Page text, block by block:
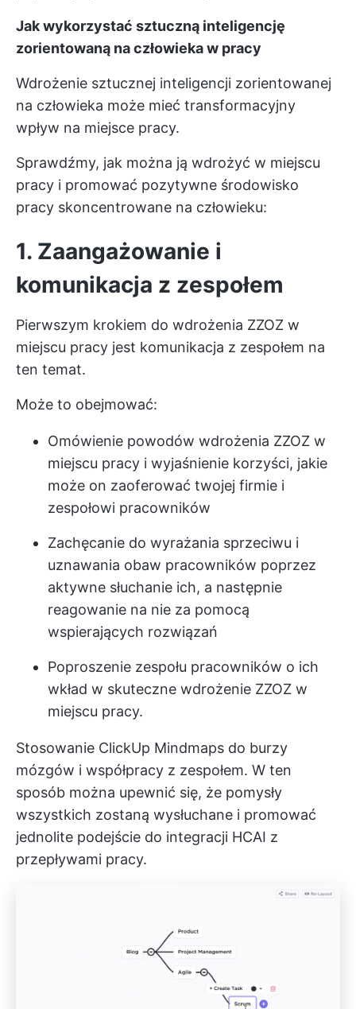
Jak wykorzystać sztuczną inteligencję
zorientowaną na człowieka w pracy
Wdrożenie sztucznej inteligencji zorientowanej
na człowieka może mieć transformacyjny
wpływ na miejsce pracy.
Sprawdźmy, jak można ją wdrożyć w miejscu
pracy i promować pozytywne środowisko
pracy skoncentrowane na człowieku:
1. Zaangażowanie i
komunikacja z zespołem
Pierwszym krokiem do wdrożenia ZZOZ w
miejscu pracy jest komunikacja z zespołem na
ten temat.
Może to obejmować:
Omówienie powodów wdrożenia ZZOZ w
miejscu pracy i wyjaśnienie korzyści, jakie
może on zaoferować twojej firmie i
zespołowi pracowników
Zachęcanie do wyrażania sprzeciwu i
uznawania obaw pracowników poprzez
aktywne słuchanie ich, a następnie
reagowanie na nie za pomocą
wspierających rozwiązań
Poproszenie zespołu pracowników o ich
wkład w skuteczne wdrożenie ZZOZ w
miejscu pracy.
Stosowanie ClickUp Mindmaps do burzy
mózgów i współpracy z zespołem. W ten
sposób można upewnić się, że pomysły
wszystkich zostaną wysłuchane i promować
jednolite podejście do integracji HCAI z
przepływami pracy.